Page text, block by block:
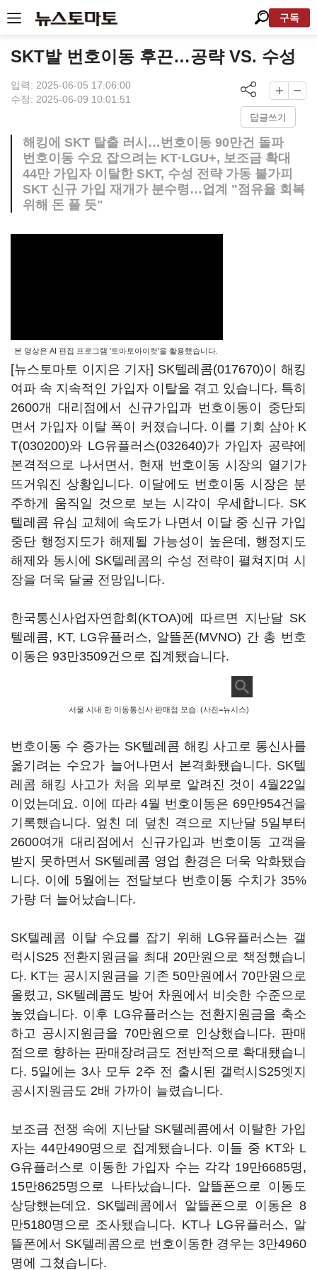
구독
SKT발 번호이동 후끈…공략 VS. 수성
입력: 2025-06-05 17:06:00
수정: 2025-06-09 10:01:51
답글쓰기
해킹에 SKT 탈출 러시…번호이동 90만건 돌파
번호이동 수요 잡으려는 KT·LGU+, 보조금 확대
44만 가입자 이탈한 SKT, 수성 전략 가동 불가피
SKT 신규 가입 재개가 분수령…업계 "점유율 회복
위해 돈 풀 듯"
본 영상은 AI 편집 프로그램 '토마토아이컷'을 활용했습니다.
[뉴스토마토 이지은 기자] SK텔레콤(017670)이 해킹
여파 속 지속적인 가입자 이탈을 겪고 있습니다. 특히
2600개 대리점에서 신규가입과 번호이동이 중단되
면서 가입자 이탈 폭이 커졌습니다. 이를 기회 삼아 K
T(030200)와 LG유플러스(032640)가 가입자 공략에
본격적으로 나서면서, 현재 번호이동 시장의 열기가
뜨거워진 상황입니다. 이달에도 번호이동 시장은 분
주하게 움직일 것으로 보는 시각이 우세합니다. SK
텔레콤 유심 교체에 속도가 나면서 이달 중 신규 가입
중단 행정지도가 해제될 가능성이 높은데, 행정지도
해제와 동시에 SK텔레콤의 수성 전략이 펼쳐지며 시
장을 더욱 달굴 전망입니다.
한국통신사업자연합회(KTOA)에 따르면 지난달 SK
텔레콤, KT, LG유플러스, 알뜰폰(MVNO) 간 총 번호
이동은 93만3509건으로 집계됐습니다.
서울 시내 한 이동통신사 판매점 모습. (사진=뉴시스)
번호이동 수 증가는 SK텔레콤 해킹 사고로 통신사를
옮기려는 수요가 늘어나면서 본격화됐습니다. SK텔
레콤 해킹 사고가 처음 외부로 알려진 것이 4월22일
이었는데요. 이에 따라 4월 번호이동은 69만954건을
기록했습니다. 엎친 데 덮친 격으로 지난달 5일부터
2600여개 대리점에서 신규가입과 번호이동 고객을
받지 못하면서 SK텔레콤 영업 환경은 더욱 악화됐습
니다. 이에 5월에는 전달보다 번호이동 수치가 35%
가량 더 늘어났습니다.
SK텔레콤 이탈 수요를 잡기 위해 LG유플러스는 갤
럭시S25 전환지원금을 최대 20만원으로 책정했습니
다. KT는 공시지원금을 기존 50만원에서 70만원으로
올렸고, SK텔레콤도 방어 차원에서 비슷한 수준으로
높였습니다. 이후 LG유플러스는 전환지원금을 축소
하고 공시지원금을 70만원으로 인상했습니다. 판매
점으로 향하는 판매장려금도 전반적으로 확대됐습니
다. 5일에는 3사 모두 2주 전 출시된 갤럭시S25엣지
공시지원금도 2배 가까이 늘렸습니다.
보조금 전쟁 속에 지난달 SK텔레콤에서 이탈한 가입
자는 44만490명으로 집계됐습니다. 이들 중 KT와 L
G유플러스로 이동한 가입자 수는 각각 19만6685명,
15만8625명으로 나타났습니다. 알뜰폰으로 이동도
상당했는데요. SK텔레콤에서 알뜰폰으로 이동은 8
만5180명으로 조사됐습니다. KT나 LG유플러스, 알
뜰폰에서 SK텔레콤으로 번호이동한 경우는 3만4960
명에 그쳤습니다.